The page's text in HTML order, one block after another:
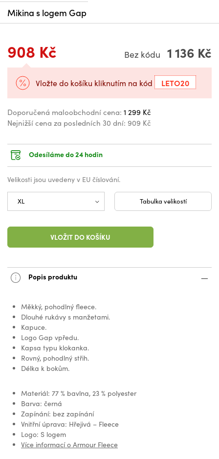
Mikina s logem Gap
908 Kč Bez kódu 1 136 Kč
Vložte do košíku kliknutím na kód LETO20
Doporučená maloobchodní cena: 1 299 Kč
Nejnižší cena za posledních 30 dní: 909 Kč
Odesíláme do 24 hodin
Velikosti jsou uvedeny v EU číslování.
Tabulka velikostí
VLOŽIT DO KOŠÍKU
Popis produktu
Měkký, pohodlný fleece.
Dlouhé rukávy s manžetami.
Kapuce.
Logo Gap vpředu.
Kapsa typu klokanka.
Rovný, pohodlný střih.
Délka k bokům.
Materiál: 77 % bavlna, 23 % polyester
Barva: černá
Zapínání: bez zapínání
Vnitřní úprava: Hřejivá – Fleece
Logo: S logem
Více informací o Armour Fleece